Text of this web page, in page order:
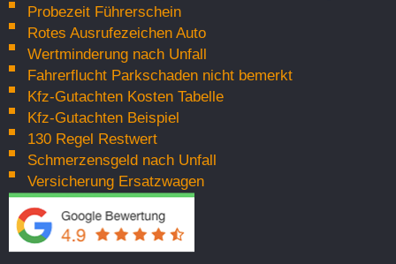
Probezeit Führerschein
Rotes Ausrufezeichen Auto
Wertminderung nach Unfall
Fahrerflucht Parkschaden nicht bemerkt
Kfz-Gutachten Kosten Tabelle
Kfz-Gutachten Beispiel
130 Regel Restwert
Schmerzensgeld nach Unfall
Versicherung Ersatzwagen